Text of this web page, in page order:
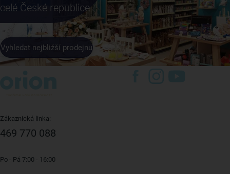
celé České republice
Vyhledat nejbližší prodejnu
Zákaznická linka:
469 770 088
Po - Pá 7:00 - 16:00